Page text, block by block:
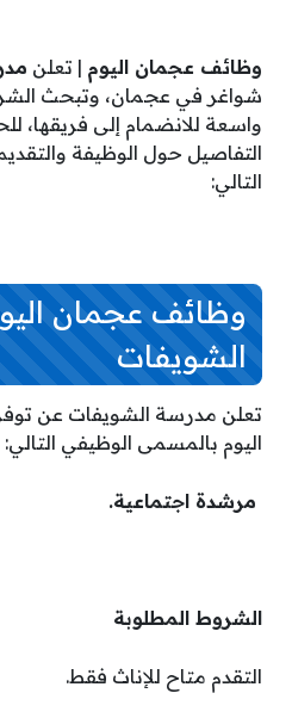
وظائف عجمان اليوم | تعلن
شواغر في عجمان، وتبحث
واسعة للانضمام إلى فريقها،
التفاصيل حول الوظيفة
التالي:
وظائف عجمان
الشويفات
تعلن مدرسة الشويفات عن
اليوم بالمسمى الوظيفي التالي:
مرشدة اجتماعية.
الشروط المطلوبة
التقدم متاح للإناث فقط.